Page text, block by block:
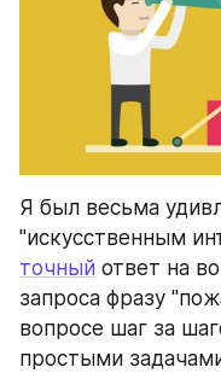
Я был весьма
"искусственным
точный ответ на
запроса фразу
вопросе шаг за
простыми